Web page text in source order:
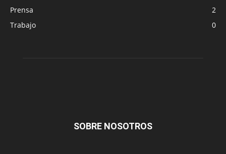
Prensa
2
Trabajo
0
SOBRE NOSOTROS